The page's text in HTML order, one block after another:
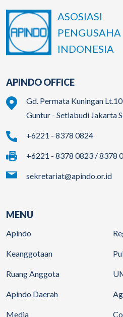
ASOSIASI
PENGUSAHA
INDONESIA
APINDO OFFICE
Gd. Permata Kuningan
Guntur - Setiabudi Jakarta
+6221 - 8378 0824
+6221 - 8378 0823 / 8378
sekretariat@apindo.or.id
MENU
Apindo
Keanggotaan
Ruang Anggota
Apindo Daerah
Media